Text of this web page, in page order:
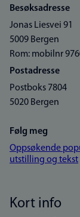
Besøksadresse
Jonas Liesvei 91
5009 Bergen
Rom: mobilnr
Postadresse
Postboks 7804
5020 Bergen
Følg meg
Oppsøkende
utstilling og tekst
Kort info